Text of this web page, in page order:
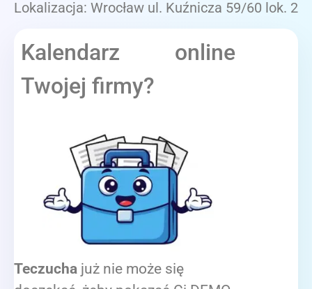
Lokalizacja: Wrocław ul. Kuźnicza 59/60 lok. 2
Kalendarz online
Twojej firmy?
Teczucha już nie może się